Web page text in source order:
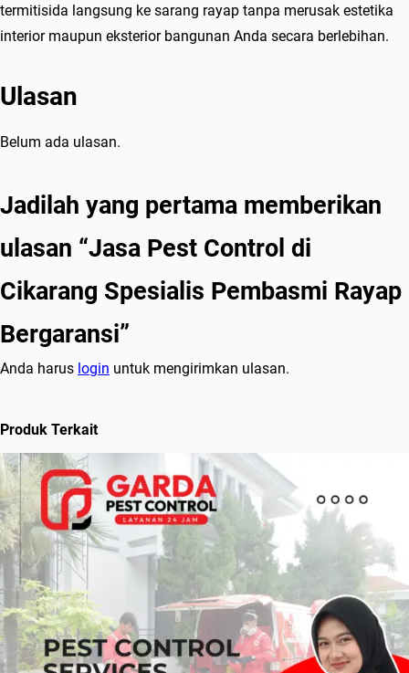
termitisida langsung ke sarang rayap tanpa merusak estetika
interior maupun eksterior bangunan Anda secara berlebihan.
Ulasan
Belum ada ulasan.
Jadilah yang pertama memberikan
ulasan “Jasa Pest Control di
Cikarang Spesialis Pembasmi Rayap
Bergaransi”
Anda harus login untuk mengirimkan ulasan.
Produk Terkait